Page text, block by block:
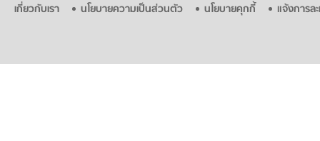
เกี่ยวกับเรา นโยบายความเป็นส่วนตัว นโยบายคุกกี้ แจ้งการล